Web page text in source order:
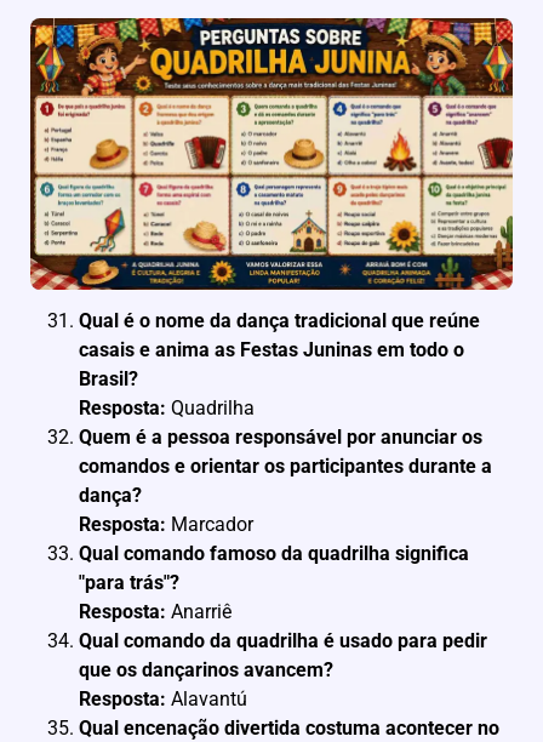
Qual é o nome da dança tradicional que reúne
casais e anima as Festas Juninas em todo o
Brasil?
Resposta: Quadrilha
Quem é a pessoa responsável por anunciar os
comandos e orientar os participantes durante a
dança?
Resposta: Marcador
Qual comando famoso da quadrilha significa
"para trás"?
Resposta: Anarriê
Qual comando da quadrilha é usado para pedir
que os dançarinos avancem?
Resposta: Alavantú
Qual encenação divertida costuma acontecer no